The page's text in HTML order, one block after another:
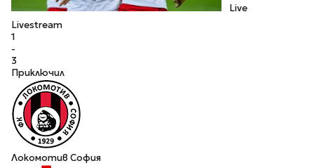
Live
Livestream
1
-
3
Приключил
Локомотив София